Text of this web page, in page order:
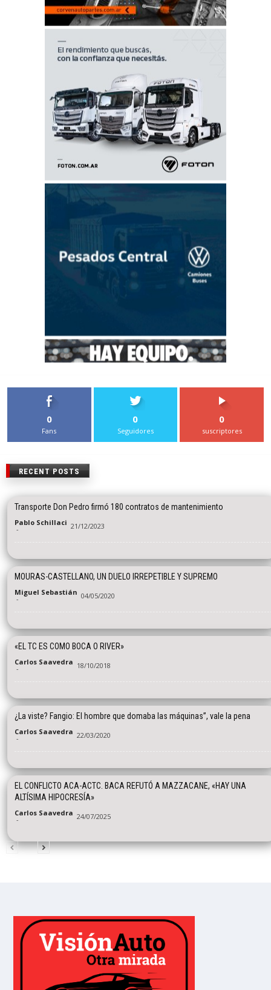
0
Fans
0
Seguidores
0
suscriptores
RECENT POSTS
Transporte Don Pedro firmó 180 contratos de mantenimiento
Pablo Schillaci
- 21/12/2023
MOURAS-CASTELLANO, UN DUELO IRREPETIBLE Y SUPREMO
Miguel Sebastián
- 04/05/2020
«EL TC ES COMO BOCA O RIVER»
Carlos Saavedra
- 18/10/2018
¿La viste? Fangio: El hombre que domaba las máquinas”, vale la pena
Carlos Saavedra
- 22/03/2020
EL CONFLICTO ACA-ACTC. BACA REFUTÓ A MAZZACANE, «HAY UNA
ALTÍSIMA HIPOCRESÍA»
Carlos Saavedra
- 24/07/2025